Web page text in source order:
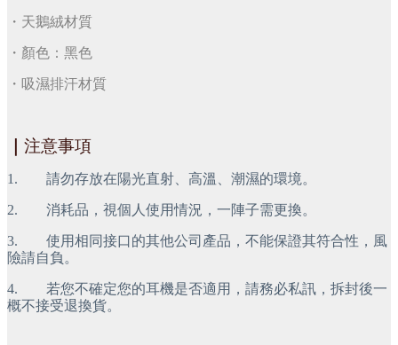
・天鵝絨材質
・顏色：黑色
・吸濕排汗材質
注意事項
1.        請勿存放在陽光直射、高溫、潮濕的環境。
2.        消耗品，視個人使用情況，一陣子需更換。
3.        使用相同接口的其他公司產品，不能保證其符合性，風
險請自負。
4.        若您不確定您的耳機是否適用，請務必私訊，拆封後一
概不接受退換貨。